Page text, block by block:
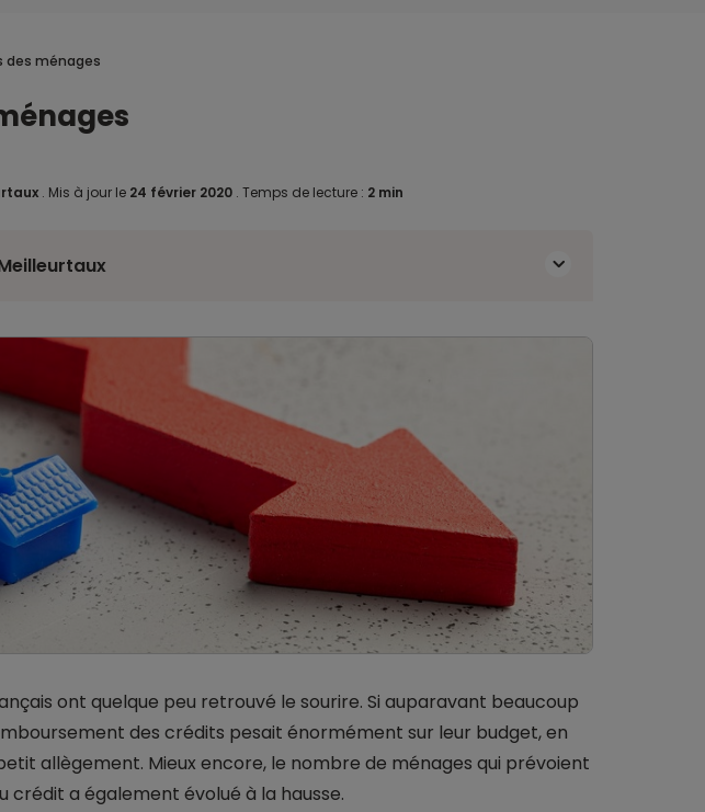
des ménages
. Mis à jour le 24 février 2020 . Temps de lecture : 2 min
ont quelque peu retrouvé le sourire. Si auparavant beaucoup
des crédits pesait énormément sur leur budget, en
allègement. Mieux encore, le nombre de ménages qui prévoient
crédit a également évolué à la hausse.